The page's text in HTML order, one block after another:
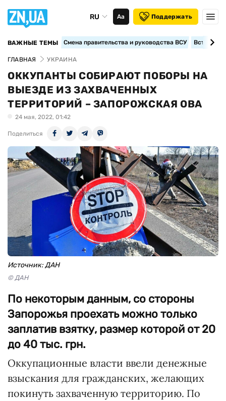
RU Аа Поддержать
ВАЖНЫЕ ТЕМЫ Смена правительства и руководства ВСУ
ГЛАВНАЯ УКРАИНА
ОККУПАНТЫ СОБИРАЮТ ПОБОРЫ НА
ВЫЕЗДЕ ИЗ ЗАХВАЧЕННЫХ
ТЕРРИТОРИЙ – ЗАПОРОЖСКАЯ ОВА
24 мая, 2022, 01:42
Поделиться
Источник: ДАН
© ДАН
По некоторым данным, со стороны
Запорожья проехать можно только
заплатив взятку, размер которой от 20
до 40 тыс. грн.
Оккупационные власти ввели денежные
взыскания для гражданских, желающих
покинуть захваченную территорию. По